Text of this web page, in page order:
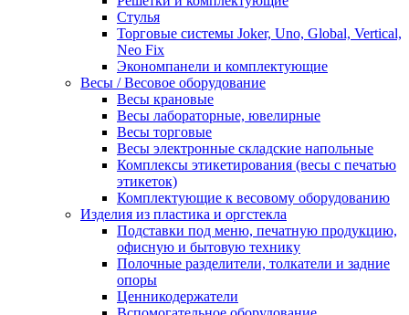
Стулья
Торговые системы Joker, Uno, Global, Vertical,
Neo Fix
Экономпанели и комплектующие
Весы / Весовое оборудование
Весы крановые
Весы лабораторные, ювелирные
Весы торговые
Весы электронные складские напольные
Комплексы этикетирования (весы с печатью
этикеток)
Комплектующие к весовому оборудованию
Изделия из пластика и оргстекла
Подставки под меню, печатную продукцию,
офисную и бытовую технику
Полочные разделители, толкатели и задние
опоры
Ценникодержатели